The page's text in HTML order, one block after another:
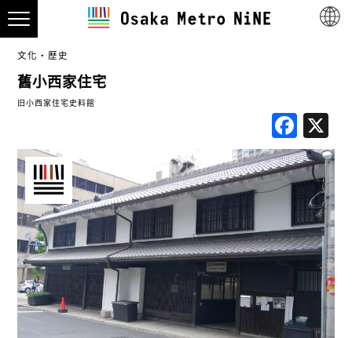
文化・歷史
舊小西家住宅
旧小西家住宅史料館